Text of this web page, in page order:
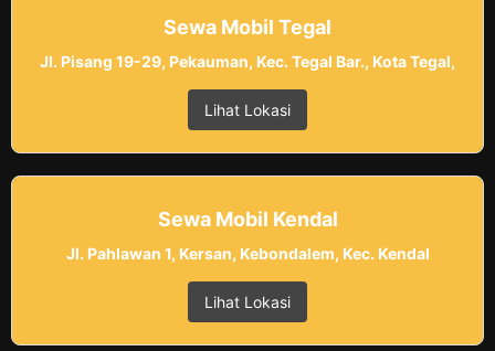
Sewa Mobil Tegal
Jl. Pisang 19-29, Pekauman, Kec. Tegal Bar., Kota Tegal,
Lihat Lokasi
Sewa Mobil Kendal
Jl. Pahlawan 1, Kersan, Kebondalem, Kec. Kendal
Lihat Lokasi